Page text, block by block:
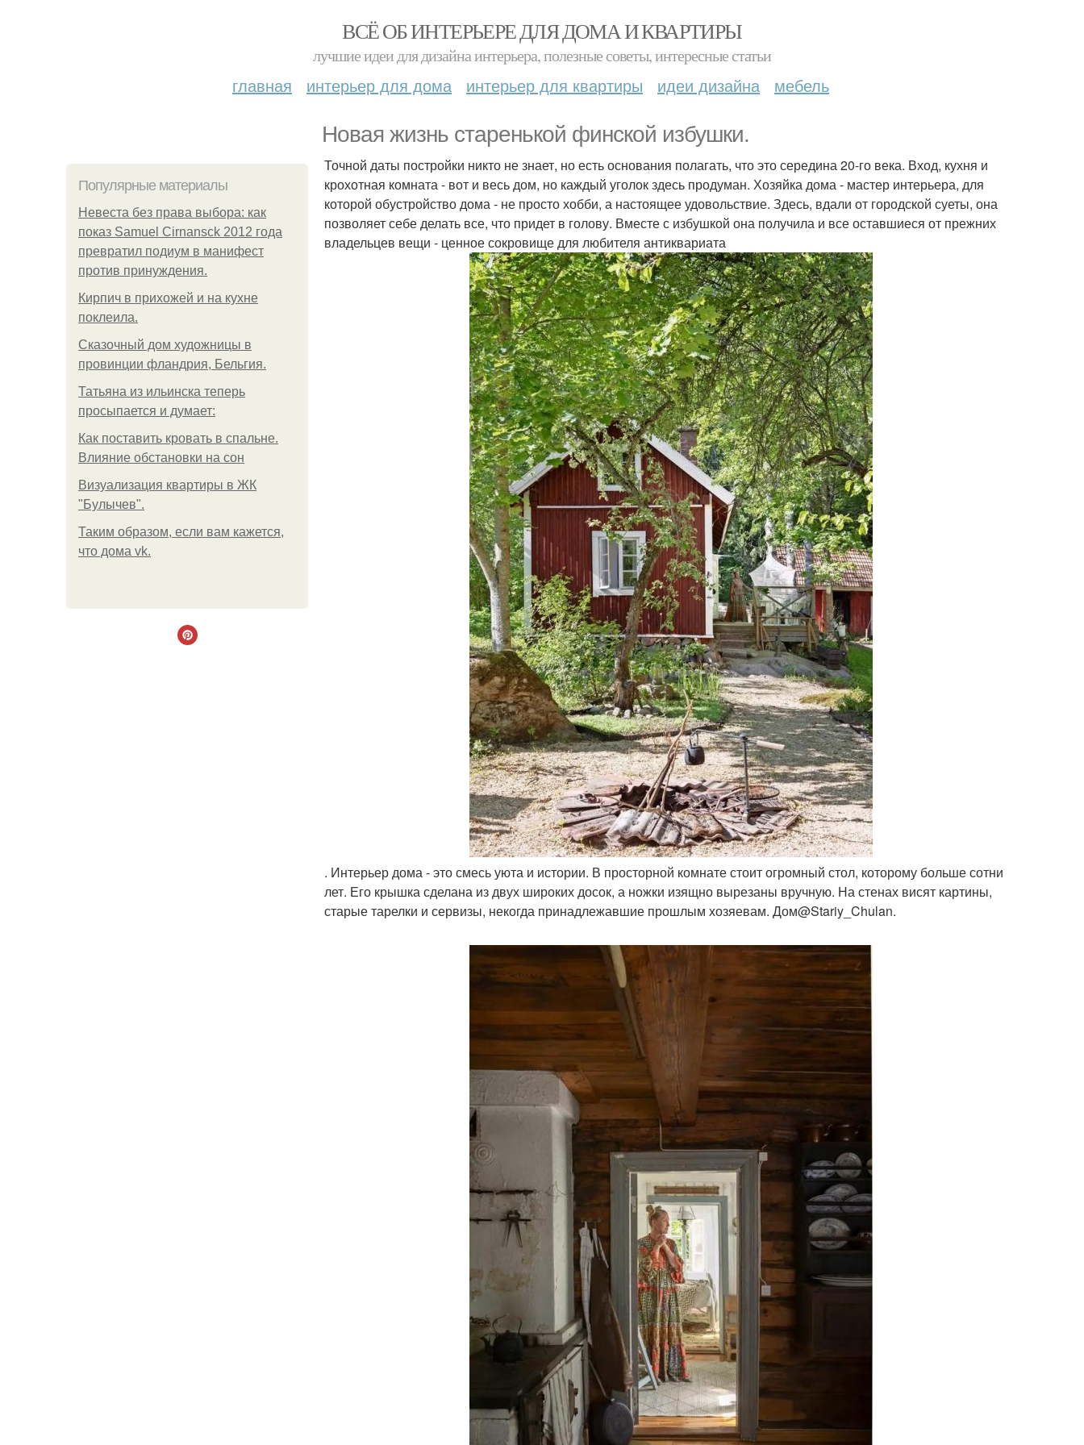
ВСЁ ОБ ИНТЕРЬЕРЕ ДЛЯ ДОМА И КВАРТИРЫ
лучшие идеи для дизайна интерьера, полезные советы, интересные статьи
главная интерьер для дома интерьер для квартиры идеи дизайна мебель
Новая жизнь старенькой финской избушки.
Популярные материалы
Невеста без права выбора: как
показ Samuel Cirnansck 2012 года
превратил подиум в манифест
против принуждения.
Кирпич в прихожей и на кухне
поклеила.
Сказочный дом художницы в
провинции фландрия, Бельгия.
Татьяна из ильинска теперь
просыпается и думает:
Как поставить кровать в спальне.
Влияние обстановки на сон
Визуализация квартиры в ЖК
"Булычев".
Таким образом, если вам кажется,
что дома vk.
Точной даты постройки никто не знает, но есть основания полагать, что это середина 20-го века. Вход, кухня и
крохотная комната - вот и весь дом, но каждый уголок здесь продуман. Хозяйка дома - мастер интерьера, для
которой обустройство дома - не просто хобби, а настоящее удовольствие. Здесь, вдали от городской суеты, она
позволяет себе делать все, что придет в голову. Вместе с избушкой она получила и все оставшиеся от прежних
владельцев вещи - ценное сокровище для любителя антиквариата
. Интерьер дома - это смесь уюта и истории. В просторной комнате стоит огромный стол, которому больше сотни
лет. Его крышка сделана из двух широких досок, а ножки изящно вырезаны вручную. На стенах висят картины,
старые тарелки и сервизы, некогда принадлежавшие прошлым хозяевам. Дом@Stariy_Chulan.